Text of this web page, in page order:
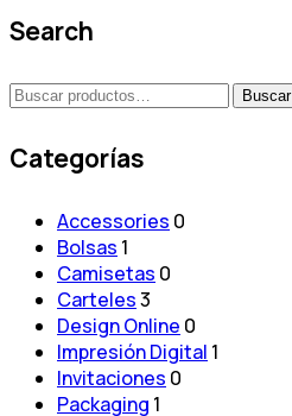
Search
Buscar
Buscar
Categorías
Accessories 0
Bolsas 1
Camisetas 0
Carteles3
Design Online 0
Impresión Digital 1
Invitaciones 0
Packaging 1